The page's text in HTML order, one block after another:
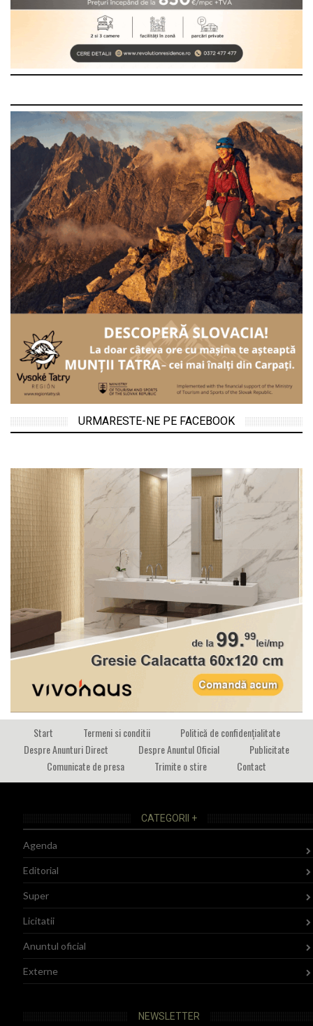
URMARESTE-NE PE FACEBOOK
Start Termeni si conditii
Politică de confidențialitate
Despre Anunturi Direct
Despre Anuntul Oficial
Publicitate
Comunicate de presa
Trimite o stire Contact
CATEGORII +
Agenda
Editorial
Super
Licitatii
Anuntul oficial
Externe
NEWSLETTER